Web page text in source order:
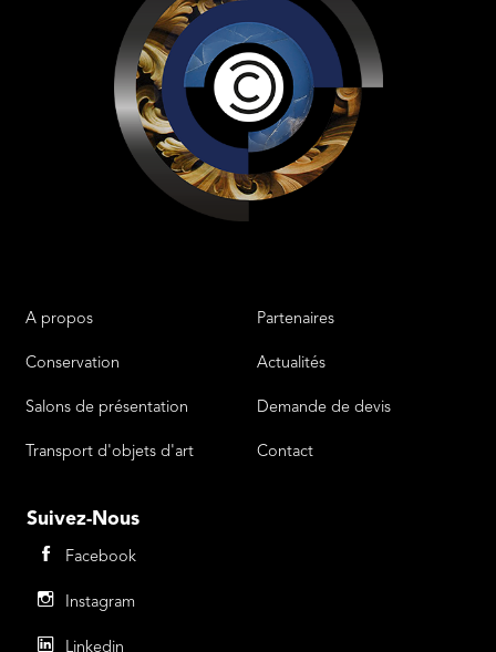
A propos
Conservation
Salons de présentation
Transport d'objets d'art
Partenaires
Actualités
Demande de devis
Contact
Suivez-Nous
Facebook
Instagram
Linkedin